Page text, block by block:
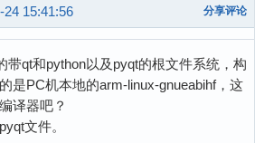
24 15:41:56 分享评论
带qt和python以及pyqt的根文件系统，构
是PC机本地的arm-linux-gnueabihf，这
译器吧？
文件。